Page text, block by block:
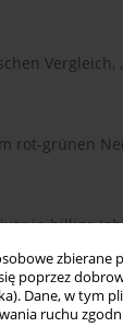
zbierane
poprzez
Dane, w tym
ruchu
rot-grünen
in billige